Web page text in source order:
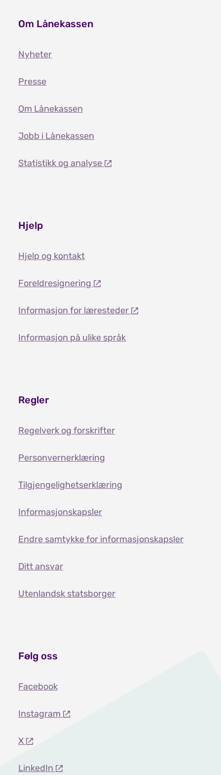
Om Lånekassen
Nyheter
Presse
Om Lånekassen
Jobb i Lånekassen
Statistikk og analyse
Hjelp
Hjelp og kontakt
Foreldresignering
Informasjon for læresteder
Informasjon på ulike språk
Regler
Regelverk og forskrifter
Personvernerklæring
Tilgjengelighetserklæring
Informasjonskapsler
Endre samtykke for informasjonskapsler
Ditt ansvar
Utenlandsk statsborger
Følg oss
Facebook
Instagram
X
LinkedIn